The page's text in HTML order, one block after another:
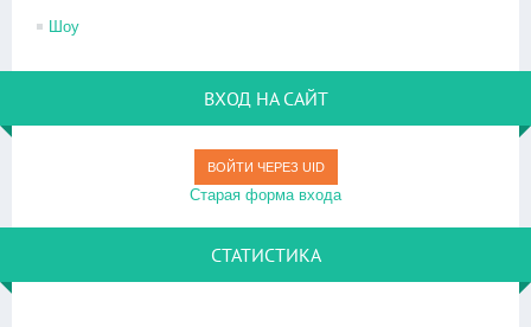
Шоу
ВХОД НА САЙТ
ВОЙТИ ЧЕРЕЗ UID
Старая форма входа
СТАТИСТИКА